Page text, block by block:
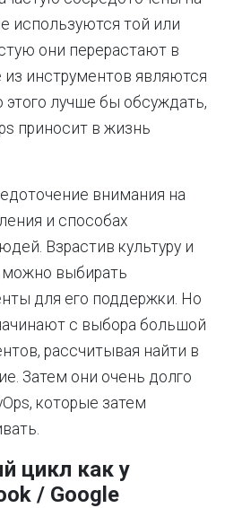
используются той или
они перерастают в
инструментов являются
лучше бы обсуждать,
приносит в жизнь
внимания на
и способах
Взрастив культуру и
можно выбирать
для его поддержки. Но
с выбора большой
рассчитывая найти в
Затем они очень долго
которые затем
цикл как у
/ Google